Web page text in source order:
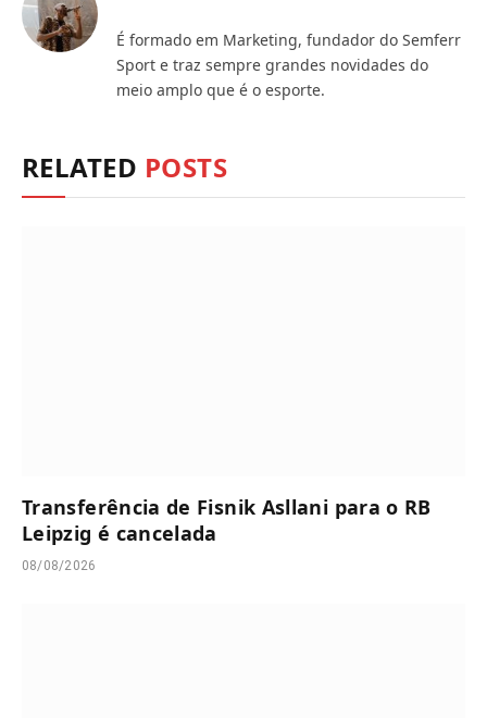
É formado em Marketing, fundador do Semferr
Sport e traz sempre grandes novidades do
meio amplo que é o esporte.
RELATED POSTS
Transferência de Fisnik Asllani para o RB
Leipzig é cancelada
08/08/2026